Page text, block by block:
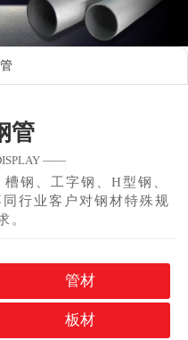
管
——
钢、工字钢、H型钢、
行业客户对钢材特殊规
。
管材
板材